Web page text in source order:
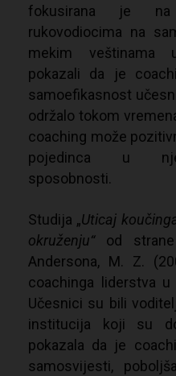
fokusirana je na
rukovodiocima na
mekim veštinama
pokazali da je
samoefikasnost
održalo tokom
coaching može
pojedinca u
sposobnosti.
Studija „Uticaj
okruženju“od strane
Andersona, M. Z.
coachinga liderstva
Učesnici su bili
institucija koji su
pokazala da je
samosvijesti,